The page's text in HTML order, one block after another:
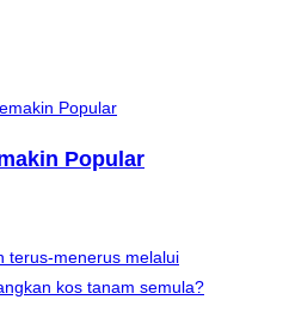
Popular